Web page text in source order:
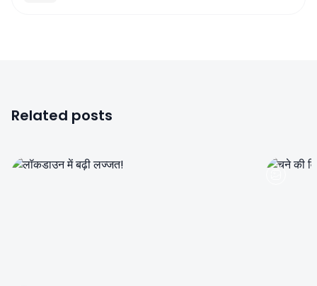
Related posts